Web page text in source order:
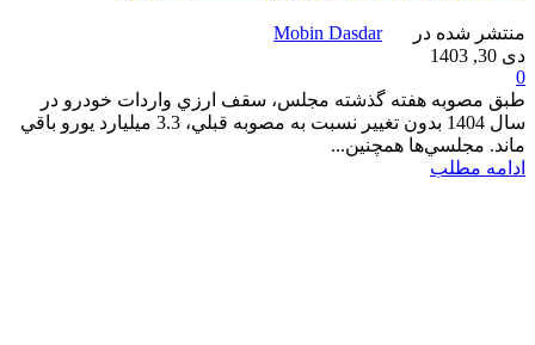
منتشر شده در
Mobin Dasdar
دی 30, 1403
0
طبق مصوبه هفته گذشته مجلس، سقف ارزي واردات خودرو در
سال 1404 بدون تغيير نسبت به مصوبه قبلي، 3.3 ميليارد يورو باقي
ماند. مجلسي‌ها همچنين...
ادامه مطلب